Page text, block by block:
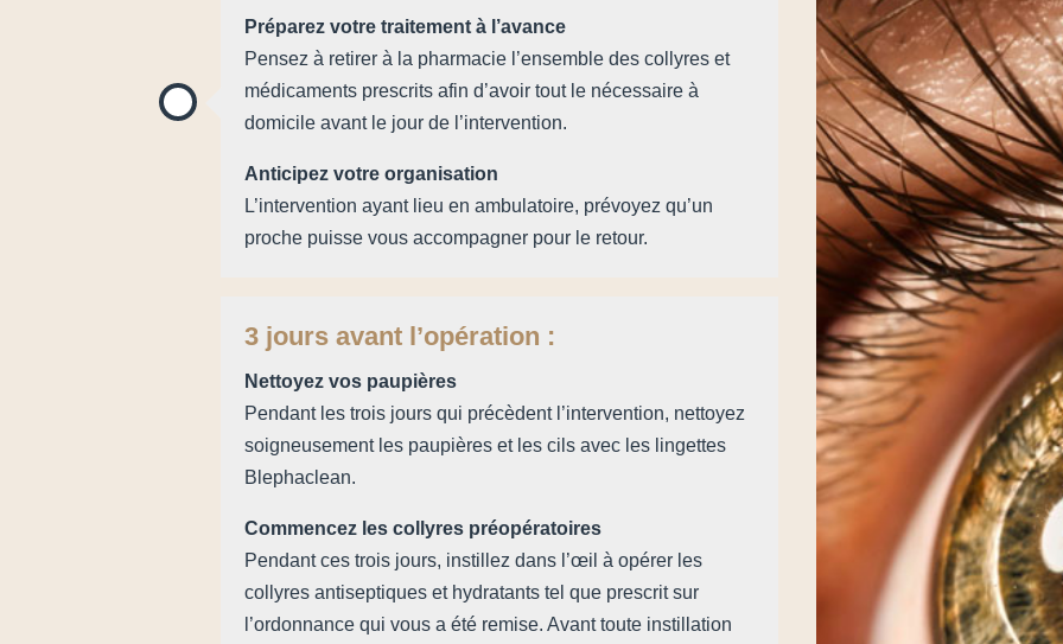
Préparez votre traitement à l’avance
Pensez à retirer à la pharmacie l’ensemble des collyres et
médicaments prescrits afin d’avoir tout le nécessaire à
domicile avant le jour de l’intervention.
Anticipez votre organisation
L’intervention ayant lieu en ambulatoire, prévoyez qu’un
proche puisse vous accompagner pour le retour.
3 jours avant l’opération :
Nettoyez vos paupières
Pendant les trois jours qui précèdent l’intervention, nettoyez
soigneusement les paupières et les cils avec les lingettes
Blephaclean.
Commencez les collyres préopératoires
Pendant ces trois jours, instillez dans l’œil à opérer les
collyres antiseptiques et hydratants tel que prescrit sur
l’ordonnance qui vous a été remise. Avant toute instillation